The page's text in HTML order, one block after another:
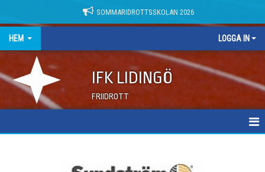
SOMMARIDROTTSSKOLAN 2026
HEM LOGGA IN
IFK LIDINGÖ
FRIIDROTT